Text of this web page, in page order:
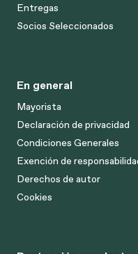
Entregas
Socios Seleccionados
En general
Mayorista
Declaración de privacidad
Condiciones Generales
Exención de
Derechos de autor
Cookies